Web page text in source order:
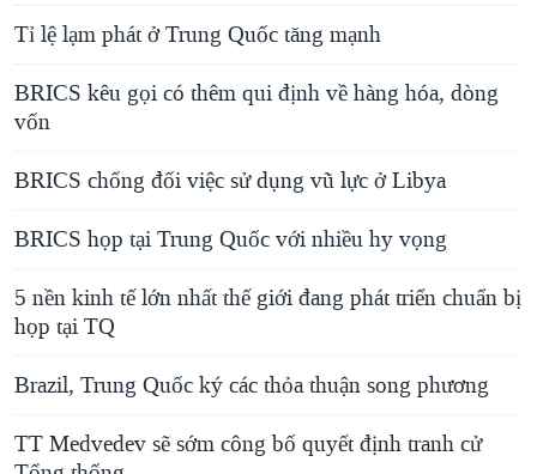
Tỉ lệ lạm phát ở Trung Quốc tăng mạnh
BRICS kêu gọi có thêm qui định về hàng hóa, dòng
vốn
BRICS chống đối việc sử dụng vũ lực ở Libya
BRICS họp tại Trung Quốc với nhiều hy vọng
5 nền kinh tế lớn nhất thế giới đang phát triển chuẩn bị
họp tại TQ
Brazil, Trung Quốc ký các thỏa thuận song phương
TT Medvedev sẽ sớm công bố quyết định tranh cử